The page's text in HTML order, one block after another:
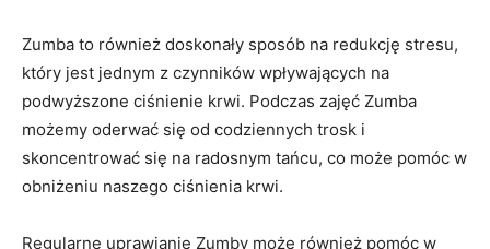
Zumba to również doskonały sposób na redukcję stresu,
który jest jednym z czynników wpływających na
podwyższone ciśnienie krwi. Podczas zajęć Zumba
możemy oderwać się od codziennych trosk i
skoncentrować się na radosnym tańcu, co może pomóc w
obniżeniu naszego ciśnienia krwi.
Regularne uprawianie Zumby może również pomóc w